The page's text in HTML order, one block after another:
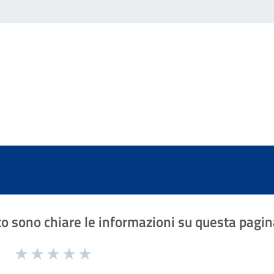
sono chiare le informazioni su questa
1 a 5 stelle la pagina